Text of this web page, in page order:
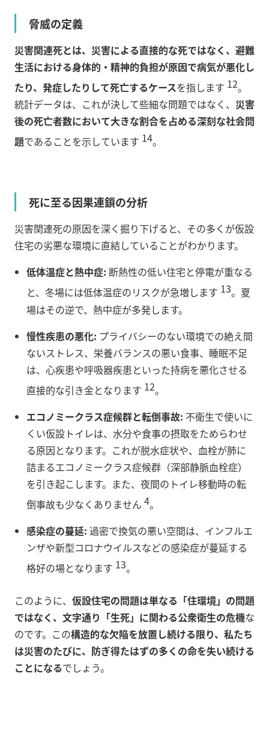
脅威の定義
災害関連死とは、災害による直接的な死ではなく、避難
生活における身体的・精神的負担が原因で病気が悪化し
たり、発症したりして死亡するケースを指します 12。
統計データは、これが決して些細な問題ではなく、 災害
後の死亡者数において大きな割合を占める深刻な社会問
題であることを示しています 14。
死に至る因果連鎖の分析
災害関連死の原因を深く掘り下げると、その多くが仮設
住宅の劣悪な環境に直結していることがわかります。
低体温症と熱中症: 断熱性の低い住宅と停電が重なる
と、冬場には低体温症のリスクが急増します 13。夏
場はその逆で、熱中症が多発します。
慢性疾患の悪化: プライバシーのない環境での絶え間
ないストレス、栄養バランスの悪い食事、睡眠不足
は、心疾患や呼吸器疾患といった持病を悪化させる
直接的な引き金となります 12。
エコノミークラス症候群と転倒事故: 不衛生で使いに
くい仮設トイレは、水分や食事の摂取をためらわせ
る原因となります。これが脱水症状や、血栓が肺に
詰まるエコノミークラス症候群（深部静脈血栓症）
を引き起こします。また、夜間のトイレ移動時の転
倒事故も少なくありません 4。
感染症の蔓延: 過密で換気の悪い空間は、インフルエ
ンザや新型コロナウイルスなどの感染症が蔓延する
格好の場となります 13。
このように、 仮設住宅の問題は単なる「住環境」の問題
ではなく、文字通り「生死」に関わる公衆衛生の危機な
のです。この構造的な欠陥を放置し続ける限り、私たち
は災害のたびに、防ぎ得たはずの多くの命を失い続ける
ことになるでしょう。